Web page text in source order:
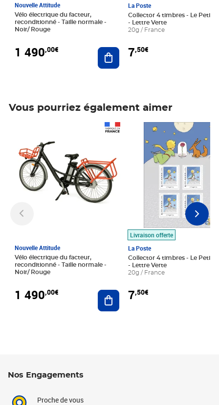
Nouvelle Attitude
Vélo électrique du facteur,
reconditionné - Taille normale -
Noir/ Rouge
1 490,00€ Ajouter au panier
La Poste
Collector 4 timbres - Le Petit
- Lettre Verte
20g / France
7,50€
Vous pourriez également aimer
Nouvelle Attitude
Vélo électrique du facteur,
reconditionné - Taille normale -
Noir/ Rouge
1 490,00€ Ajouter au panier
Livraison offerte
La Poste
Collector 4 timbres - Le Petit
- Lettre Verte
20g / France
7,50€
Prix 7,50€
Nos Engagements
Proche de vous